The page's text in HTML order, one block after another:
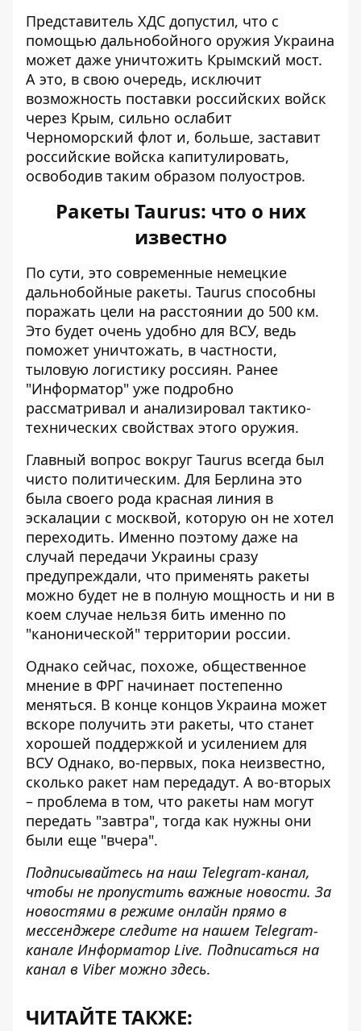
Представитель ХДС допустил, что с
помощью дальнобойного оружия Украина
может даже уничтожить Крымский мост.
А это, в свою очередь, исключит
возможность поставки российских войск
через Крым, сильно ослабит
Черноморский флот и, больше, заставит
российские войска капитулировать,
освободив таким образом полуостров.
Ракеты Taurus: что о них
известно
По сути, это современные немецкие
дальнобойные ракеты. Taurus способны
поражать цели на расстоянии до 500 км.
Это будет очень удобно для ВСУ, ведь
поможет уничтожать, в частности,
тыловую логистику россиян. Ранее
"Информатор" уже подробно
рассматривал и анализировал тактико-
технических свойствах этого оружия.
Главный вопрос вокруг Taurus всегда был
чисто политическим. Для Берлина это
была своего рода красная линия в
эскалации с москвой, которую он не хотел
переходить. Именно поэтому даже на
случай передачи Украины сразу
предупреждали, что применять ракеты
можно будет не в полную мощность и ни в
коем случае нельзя бить именно по
"канонической" территории россии.
Однако сейчас, похоже, общественное
мнение в ФРГ начинает постепенно
меняться. В конце концов Украина может
вскоре получить эти ракеты, что станет
хорошей поддержкой и усилением для
ВСУ Однако, во-первых, пока неизвестно,
сколько ракет нам передадут. А во-вторых
– проблема в том, что ракеты нам могут
передать "завтра", тогда как нужны они
были еще "вчера".
Подписывайтесь на наш Telegram-канал,
чтобы не пропустить важные новости. За
новостями в режиме онлайн прямо в
мессенджере следите на нашем Telegram-
канале Информатор Live. Подписаться на
канал в Viber можно здесь.
ЧИТАЙТЕ ТАКЖЕ: